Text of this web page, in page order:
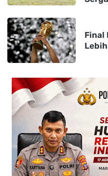
Final